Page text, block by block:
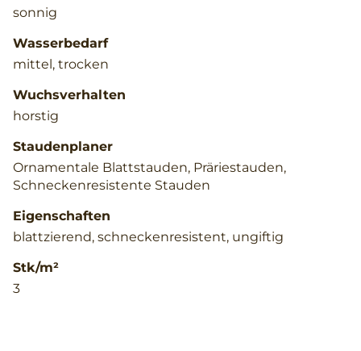
sonnig
Wasserbedarf
mittel, trocken
Wuchsverhalten
horstig
Staudenplaner
Ornamentale Blattstauden, Präriestauden,
Schneckenresistente Stauden
Eigenschaften
blattzierend, schneckenresistent, ungiftig
Stk/m²
3